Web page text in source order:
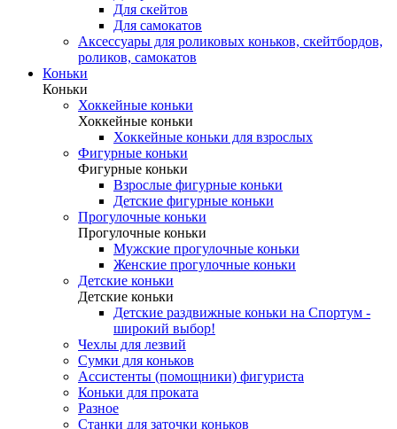
Для скейтов
Для самокатов
Аксессуары для роликовых коньков, скейтбордов,
роликов, самокатов
Коньки
Коньки
Хоккейные коньки
Хоккейные коньки
Хоккейные коньки для взрослых
Фигурные коньки
Фигурные коньки
Взрослые фигурные коньки
Детские фигурные коньки
Прогулочные коньки
Прогулочные коньки
Мужские прогулочные коньки
Женские прогулочные коньки
Детские коньки
Детские коньки
Детские раздвижные коньки на Спортум -
широкий выбор!
Чехлы для лезвий
Сумки для коньков
Ассистенты (помощники) фигуриста
Коньки для проката
Разное
Станки для заточки коньков